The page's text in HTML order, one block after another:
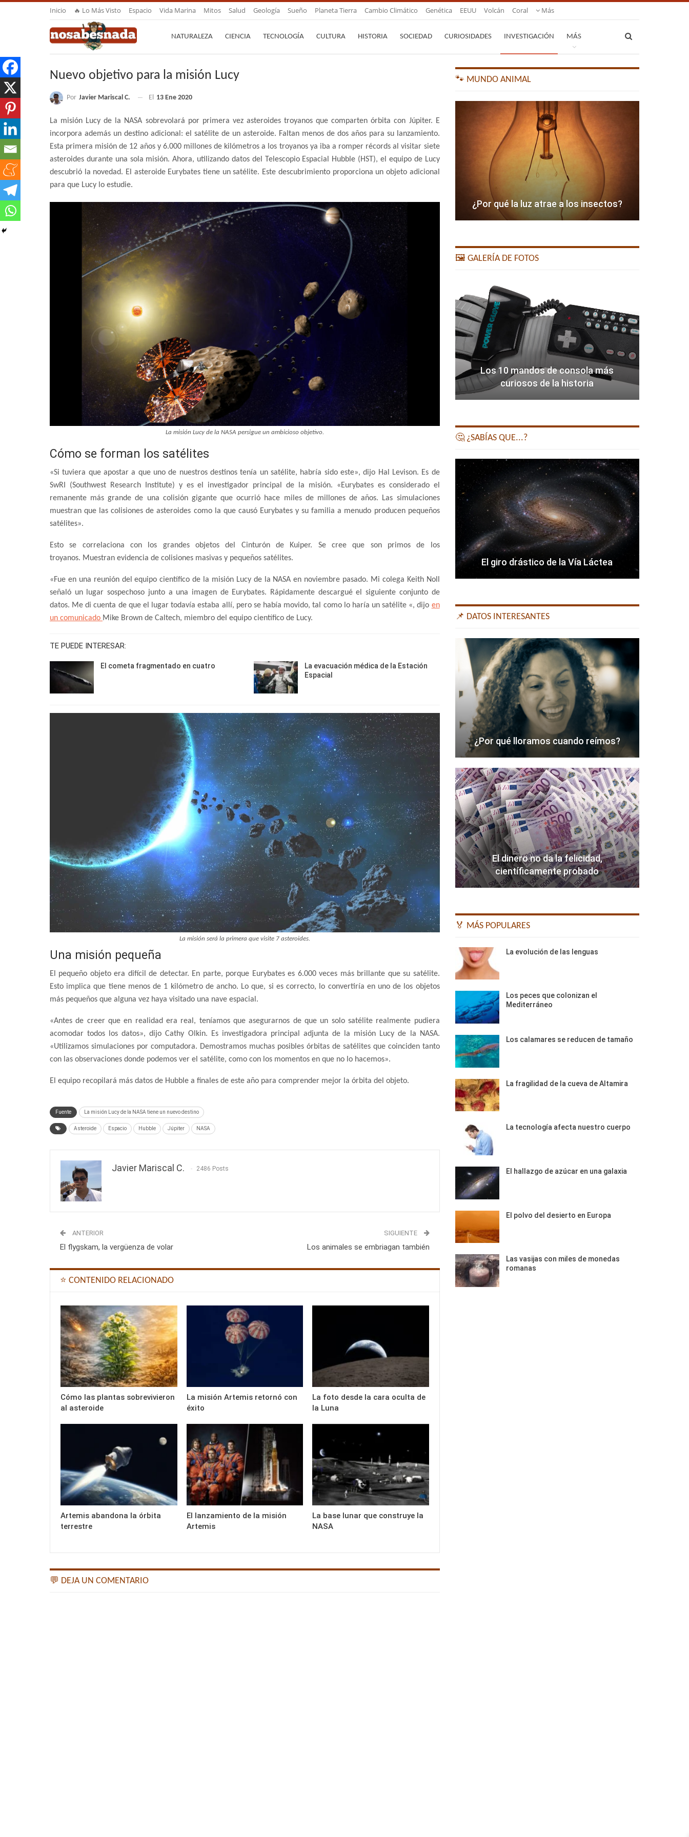
Inicio 🔥 Lo Más Visto Espacio Vida Marina Mitos Salud Geología Sueño Planeta Tierra Cambio Climático Genética EEUU Volcán Coral Más
NATURALEZA CIENCIA TECNOLOGÍA CULTURA HISTORIA SOCIEDAD CURIOSIDADES INVESTIGACIÓN MÁS
Nuevo objetivo para la misión Lucy
Por Javier Mariscal C. El 13 Ene 2020
La misión Lucy de la NASA sobrevolará por primera vez asteroides troyanos que comparten órbita con Júpiter. E
incorpora además un destino adicional: el satélite de un asteroide. Faltan menos de dos años para su lanzamiento.
Esta primera misión de 12 años y 6.000 millones de kilómetros a los troyanos ya iba a romper récords al visitar siete
asteroides durante una sola misión. Ahora, utilizando datos del Telescopio Espacial Hubble (HST), el equipo de Lucy
descubrió la novedad. El asteroide Eurybates tiene un satélite. Este descubrimiento proporciona un objeto adicional
para que Lucy lo estudie.
La misión Lucy de la NASA persigue un ambicioso objetivo.
Cómo se forman los satélites
«Si tuviera que apostar a que uno de nuestros destinos tenía un satélite, habría sido este», dijo Hal Levison. Es de
SwRI (Southwest Research Institute) y es el investigador principal de la misión. «Eurybates es considerado el
remanente más grande de una colisión gigante que ocurrió hace miles de millones de años. Las simulaciones
muestran que las colisiones de asteroides como la que causó Eurybates y su familia a menudo producen pequeños
satélites».
Esto se correlaciona con los grandes objetos del Cinturón de Kuiper. Se cree que son primos de los
troyanos. Muestran evidencia de colisiones masivas y pequeños satélites.
«Fue en una reunión del equipo científico de la misión Lucy de la NASA en noviembre pasado. Mi colega Keith Noll
señaló un lugar sospechoso junto a una imagen de Eurybates. Rápidamente descargué el siguiente conjunto de
datos. Me di cuenta de que el lugar todavía estaba allí, pero se había movido, tal como lo haría un satélite «, dijo en
un comunicado Mike Brown de Caltech, miembro del equipo científico de Lucy.
TE PUEDE INTERESAR:
El cometa fragmentado en cuatro
La evacuación médica de la Estación
Espacial
La misión será la primera que visite 7 asteroides.
Una misión pequeña
El pequeño objeto era difícil de detectar. En parte, porque Eurybates es 6.000 veces más brillante que su satélite.
Esto implica que tiene menos de 1 kilómetro de ancho. Lo que, si es correcto, lo convertiría en uno de los objetos
más pequeños que alguna vez haya visitado una nave espacial.
«Antes de creer que en realidad era real, teníamos que asegurarnos de que un solo satélite realmente pudiera
acomodar todos los datos», dijo Cathy Olkin. Es investigadora principal adjunta de la misión Lucy de la NASA.
«Utilizamos simulaciones por computadora. Demostramos muchas posibles órbitas de satélites que coinciden tanto
con las observaciones donde podemos ver el satélite, como con los momentos en que no lo hacemos».
El equipo recopilará más datos de Hubble a finales de este año para comprender mejor la órbita del objeto.
Fuente La misión Lucy de la NASA tiene un nuevo destino
Asteroide Espacio Hubble Júpiter NASA
Javier Mariscal C. 2486 Posts
ANTERIOR
El flygskam, la vergüenza de volar
SIGUIENTE
Los animales se embriagan también
⭐ CONTENIDO RELACIONADO
Cómo las plantas sobrevivieron
al asteroide
La misión Artemis retornó con
éxito
La foto desde la cara oculta de
la Luna
Artemis abandona la órbita
terrestre
El lanzamiento de la misión
Artemis
La base lunar que construye la
NASA
💬 DEJA UN COMENTARIO
🐾 MUNDO ANIMAL
¿Por qué la luz atrae a los insectos?
🖼️ GALERÍA DE FOTOS
Los 10 mandos de consola más
curiosos de la historia
🤔 ¿SABÍAS QUE...?
El giro drástico de la Vía Láctea
📌 DATOS INTERESANTES
¿Por qué lloramos cuando reímos?
El dinero no da la felicidad,
científicamente probado
🏅 MÁS POPULARES
La evolución de las lenguas
Los peces que colonizan el
Mediterráneo
Los calamares se reducen de tamaño
La fragilidad de la cueva de Altamira
La tecnología afecta nuestro cuerpo
El hallazgo de azúcar en una galaxia
El polvo del desierto en Europa
Las vasijas con miles de monedas
romanas